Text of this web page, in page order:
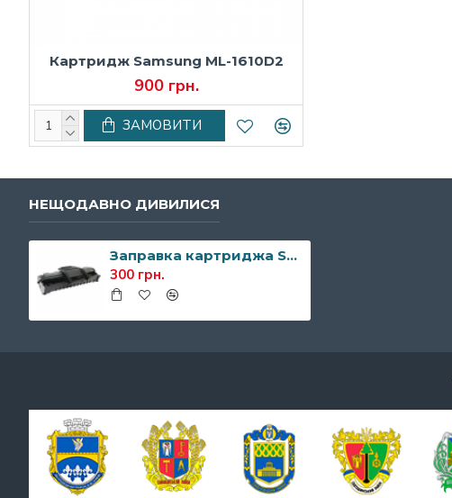
Картридж Samsung ML-1610D2
900 грн.
ЗАМОВИТИ
НЕЩОДАВНО ДИВИЛИСЯ
Заправка картриджа Samsung ML-1610D2
300 грн.